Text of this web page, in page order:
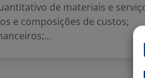
de materiais e
e composições de custos;